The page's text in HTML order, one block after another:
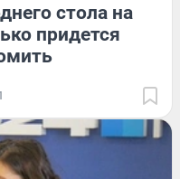
стола на
придется